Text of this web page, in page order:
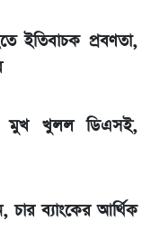
মুনাফা ও
রবি, শুরু নতুন
বদলে গেল
ইতিবাচক প্রবণতা,
মুখ খুলল ডিএসই,
চার ব্যাংকের আর্থিক